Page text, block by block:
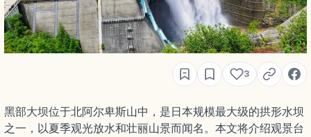
3
黑部大坝位于北阿尔卑斯山中，是日本规模最大级的拱形水坝
之一，以夏季观光放水和壮丽山景而闻名。本文将介绍观景台